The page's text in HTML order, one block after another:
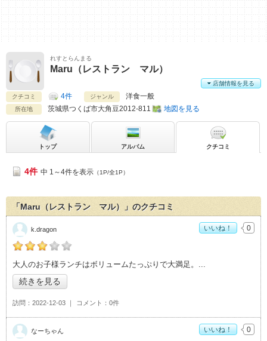
れすとらんまる
Maru（レストラン マル）
クチコミ 4件 ジャンル 洋食一般
所在地 茨城県つくば市大角豆2012-811 地図を見る
店舗情報を見る
トップ アルバム クチコミ
4件 中 1～4件を表示 （1P/全1P）
「Maru（レストラン マル）」のクチコミ
k.dragonの「Maru（レストラン マル）>」おすすめ度：
大人のお子様ランチはボリュームたっぷりで大満足。
続きを見る
訪問 2022-12-03 コメント 0件
k.dragon いいね！ 0
なーちゃん いいね！ 0